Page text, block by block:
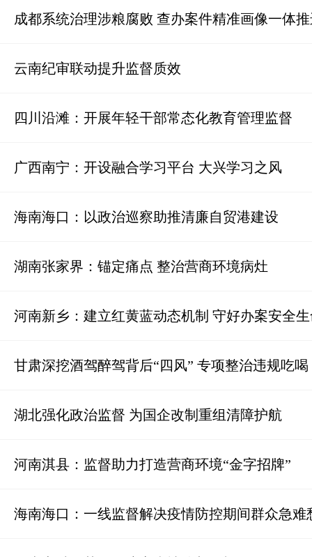
成都系统治理涉粮腐败 查办案件精准画像一体
云南纪审联动提升监督质效
四川沿滩：开展年轻干部常态化教育管理监督
广西南宁：开设融合学习平台 大兴学习之风
海南海口：以政治巡察助推清廉自贸港建设
湖南张家界：锚定痛点 整治营商环境病灶
河南新乡：建立红黄蓝动态机制 守好办案安全
甘肃深挖酒驾醉驾背后“四风” 专项整治违规吃喝
湖北强化政治监督 为国企改制重组清障护航
河南淇县：监督助力打造营商环境“金字招牌”
海南海口：一线监督解决疫情防控期间群众急难